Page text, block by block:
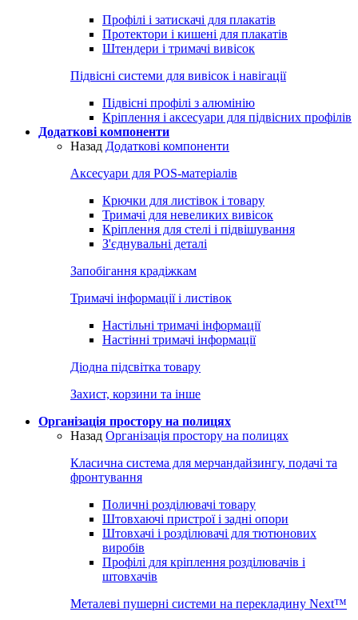
Профілі і затискачі для плакатів
Протектори і кишені для плакатів
Штендери і тримачі вивісок
Підвісні системи для вивісок і навігації
Підвісні профілі з алюмінію
Кріплення і аксесуари для підвісних профілів
Додаткові компоненти
Назад Додаткові компоненти
Аксесуари для POS-матеріалів
Крючки для листівок і товару
Тримачі для невеликих вивісок
Кріплення для стелі і підвішування
З'єднувальні деталі
Запобігання крадіжкам
Тримачі інформації і листівок
Настільні тримачі інформації
Настінні тримачі інформації
Діодна підсвітка товару
Захист, корзини та інше
Організація простору на полицях
Назад Організація простору на полицях
Класична система для мерчандайзингу, подачі та
фронтування
Поличні розділювачі товару
Штовхаючі пристрої і задні опори
Штовхачі і розділювачі для тютюнових
виробів
Профілі для кріплення розділювачів і
штовхачів
Металеві пушерні системи на перекладину Next™